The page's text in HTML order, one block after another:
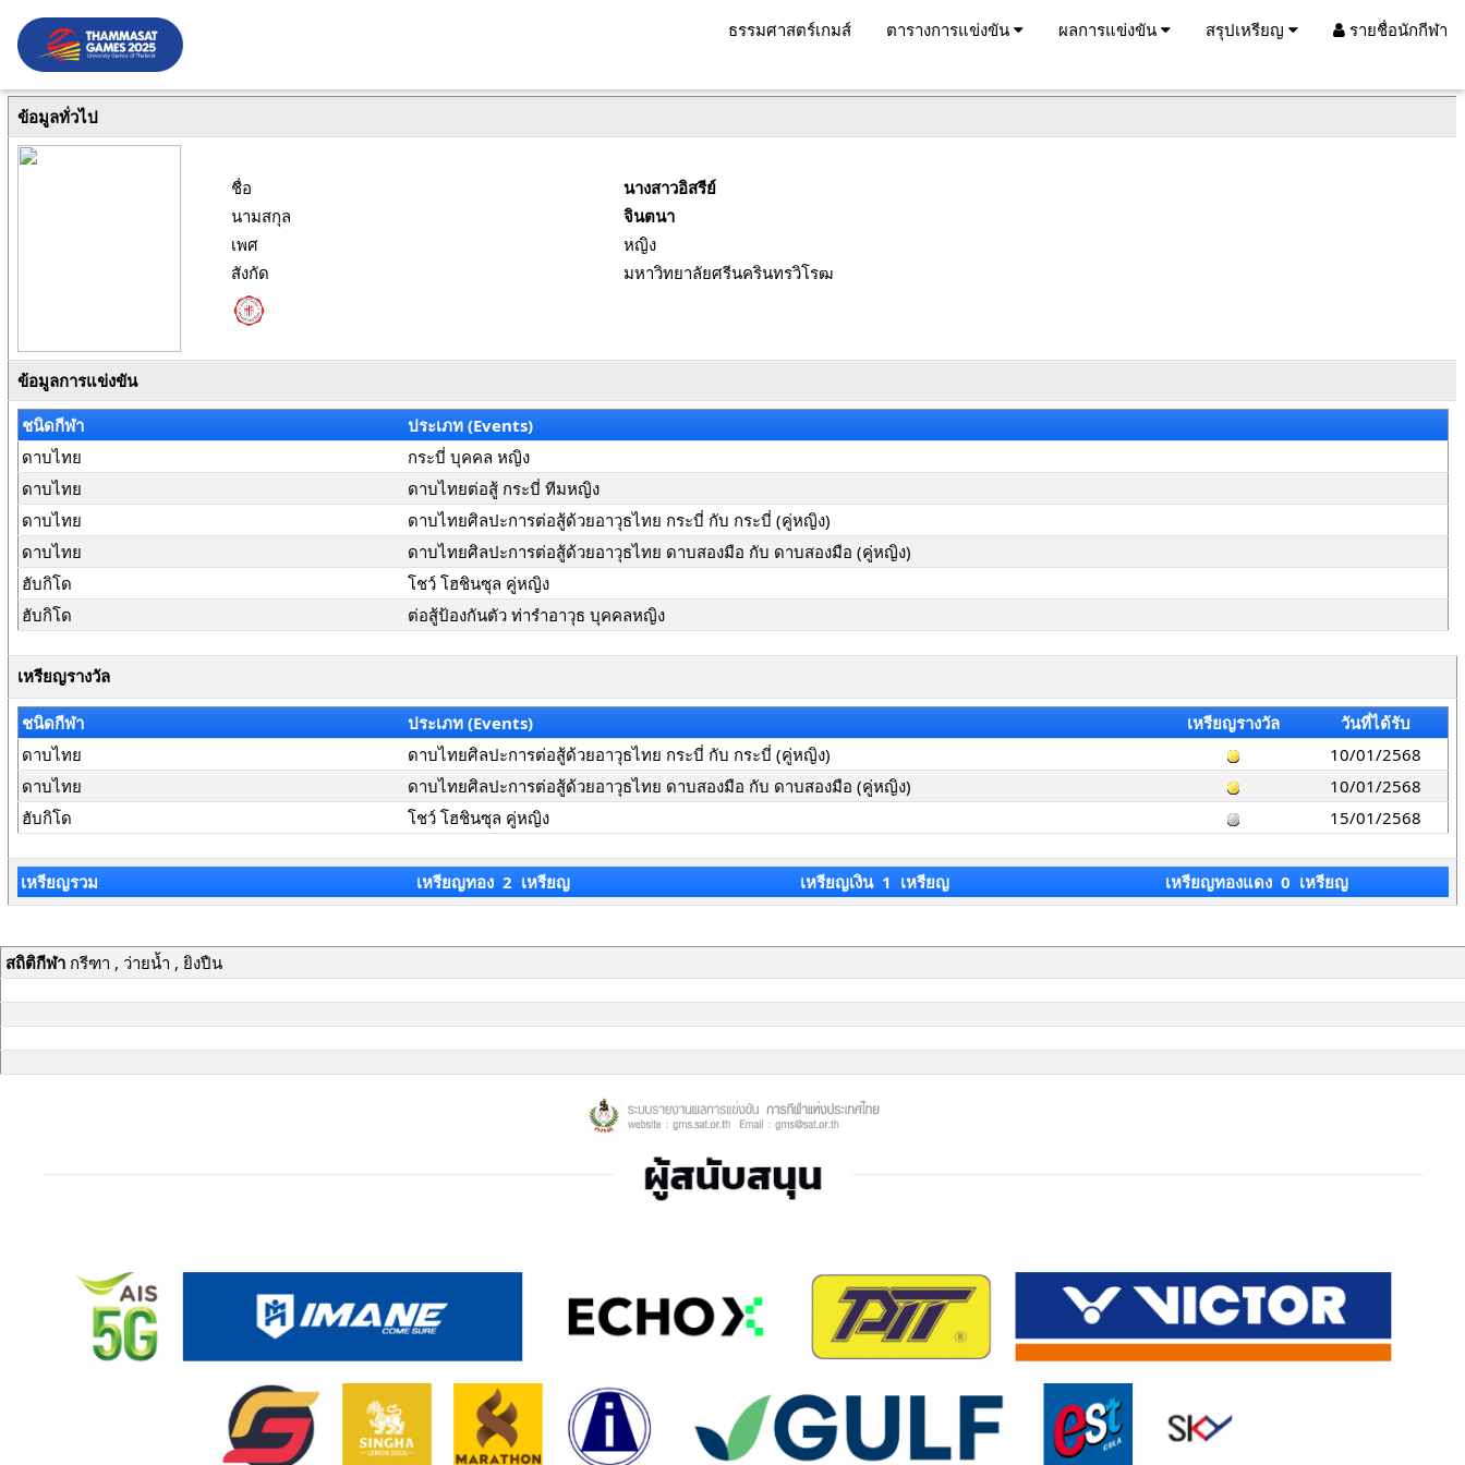
ธรรมศาสตร์เกมส์ ตารางการแข่งขัน ผลการแข่งขัน สรุปเหรียญ รายชื่อนักกีฬา
ข้อมูลทั่วไป
ชื่อ
นางสาวอิสรีย์
นามสกุล
จินตนา
เพศ
หญิง
สังกัด
มหาวิทยาลัยศรีนครินทรวิโรฒ
ข้อมูลการแข่งขัน
ชนิดกีฬา
ประเภท (Events)
ดาบไทย
กระบี่ บุคคล หญิง
ดาบไทย
ดาบไทยต่อสู้ กระบี่ ทีมหญิง
ดาบไทย
ดาบไทยศิลปะการต่อสู้ด้วยอาวุธไทย กระบี่ กับ กระบี่ (คู่หญิง)
ดาบไทย
ดาบไทยศิลปะการต่อสู้ด้วยอาวุธไทย ดาบสองมือ กับ ดาบสองมือ (คู่หญิง)
ฮับกิโด
โชว์ โฮชินซุล คู่หญิง
ฮับกิโด
ต่อสู้ป้องกันตัว ท่ารำอาวุธ บุคคลหญิง
เหรียญรางวัล
ชนิดกีฬา ประเภท (Events) เหรียญรางวัล
วันที่ได้รับ
ดาบไทย
ดาบไทยศิลปะการต่อสู้ด้วยอาวุธไทย กระบี่ กับ กระบี่ (คู่หญิง)
10/01/2568
ดาบไทย
ดาบไทยศิลปะการต่อสู้ด้วยอาวุธไทย ดาบสองมือ กับ ดาบสองมือ (คู่หญิง)
10/01/2568
ฮับกิโด
โชว์ โฮชินซุล คู่หญิง 15/01/2568
เหรียญรวม เหรียญทอง 2 เหรียญ เหรียญเงิน 1 เหรียญ เหรียญทองแดง 0 เหรียญ
สถิติกีฬากรีฑา , ว่ายน้ำ , ยิงปืน